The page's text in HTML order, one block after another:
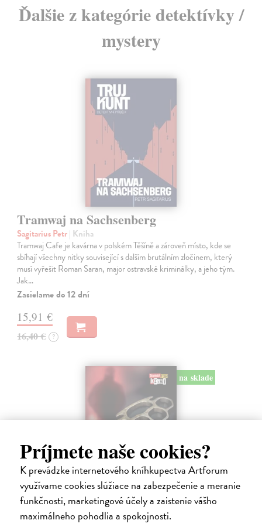
Príjmete naše cookies?
K prevádzke internetového kníhkupectva Artforum
využívame cookies slúžiace na zabezpečenie a meranie
funkčnosti, marketingové účely a zaistenie vášho
maximálneho pohodlia a spokojnosti.
Ďalšie z kategórie detektívky /
mystery
Tramwaj na Sachsenberg
Sagitarius Petr| Kniha
Tramwaj Cafe je kavárna v polském Těšíně a zároveň místo, kde se
sbíhají všechny nitky související s dalším brutálním zločinem, který
musí vyřešit Roman Saran, major ostravské kriminálky, a jeho tým.
Jak…
Zasielame do 12 dní
15,91 €
16,40 € ?
na sklade
Krv sa stane zábavou